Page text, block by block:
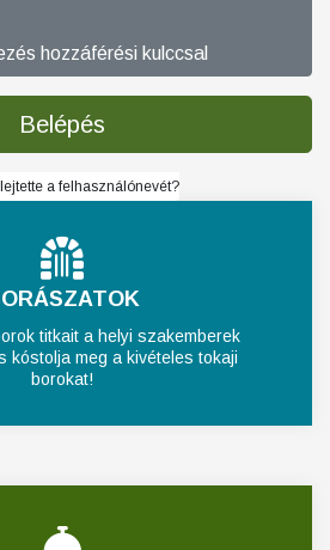
hozzáférési kulccsal
Belépés
a felhasználónevét?
titkait a helyi szakemberek
kóstolja meg a kivételes tokaji
borokat!